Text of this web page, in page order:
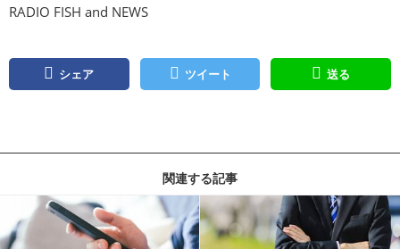
RADIO FISH and NEWS
シェア ツイート 送る
関連する記事
記事を読む